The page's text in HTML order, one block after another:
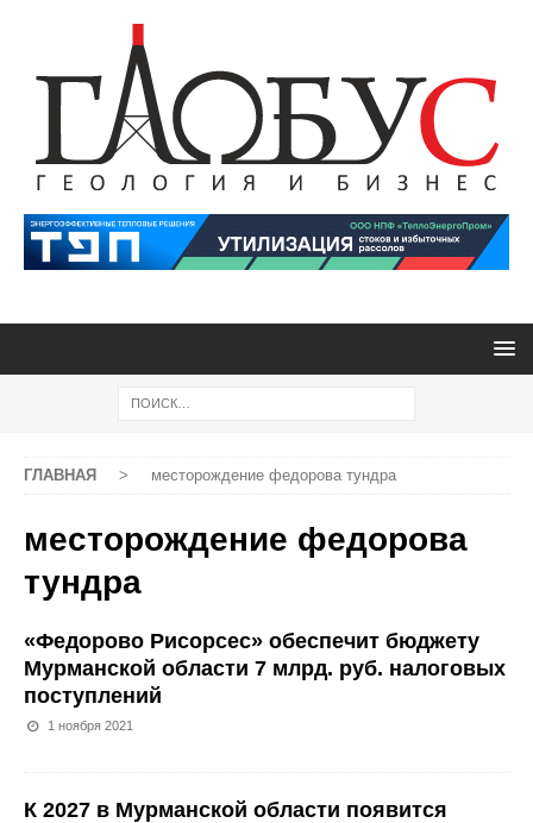
ГЛАВНАЯ > месторождение федорова тундра
месторождение федорова
тундра
«Федорово Рисорсеc» обеспечит бюджету
Мурманской области 7 млрд. руб. налоговых
поступлений
1 ноября 2021
К 2027 в Мурманской области появится